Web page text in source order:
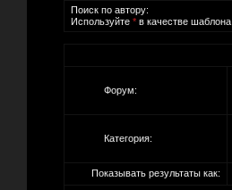
Поиск по автору:
Используйте * в качестве шаблона
Форум:
Категория:
Показывать результаты как: